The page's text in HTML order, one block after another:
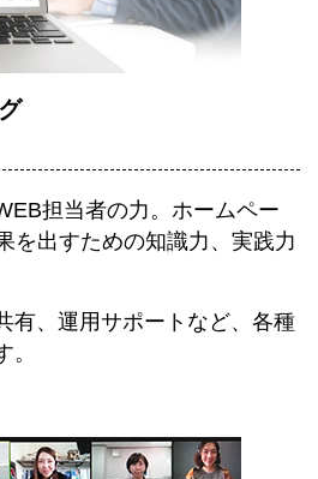
担当者の力。ホームペー
を出すための知識力、実践力
有、運用サポートなど、各種